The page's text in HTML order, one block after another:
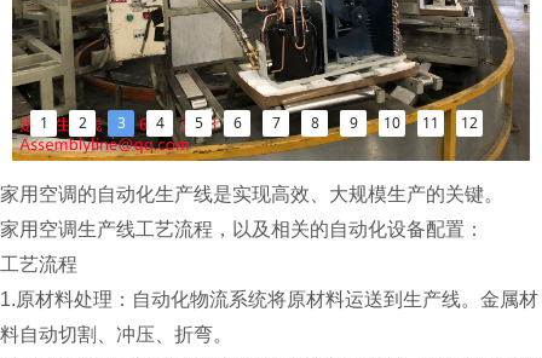
家用空调的自动化生产线是实现高效、大规模生产的关键。
家用空调生产线工艺流程，以及相关的自动化设备配置：
工艺流程
1.原材料处理： 自动化物流系统将原材料运送到生产线。金属材
料自动切割、冲压、折弯。
1 2 3 4 5 6 7 8 9 10 11 12